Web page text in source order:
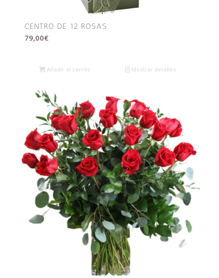
CENTRO DE 12 ROSAS
79,00€
Añadir al carrito Mostrar detalles